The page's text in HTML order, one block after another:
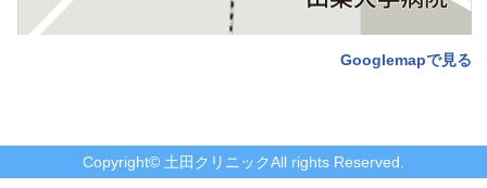
Googlemapで見る
Copyright© 土田クリニックAll rights Reserved.